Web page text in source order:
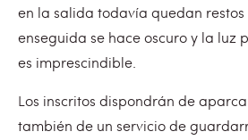
en la salida todavía quedan
enseguida se hace oscuro y la luz
es imprescindible.
Los inscritos dispondrán de
también de un servicio de